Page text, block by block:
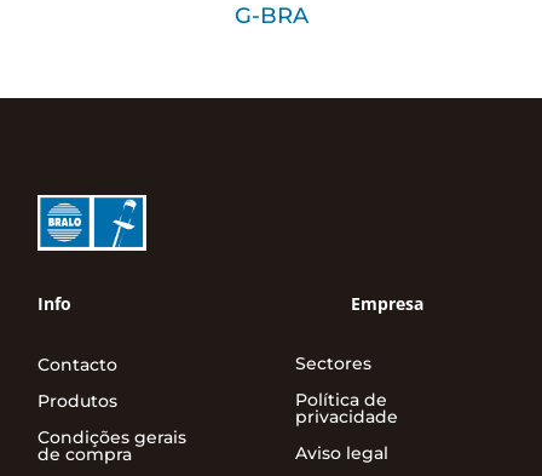
G-BRA
Info
Contacto
Produtos
Condições gerais
de compra
Empresa
Sectores
Política de
privacidade
Aviso legal